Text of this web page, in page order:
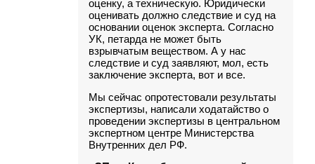
оценку, а техническую. Юридически
оценивать должно следствие и суд на
основании оценок эксперта. Согласно
УК, петарда не может быть
взрывчатым веществом. А у нас
следствие и суд заявляют, мол, есть
заключение эксперта, вот и все.
Мы сейчас опротестовали результаты
экспертизы, написали ходатайство о
проведении экспертизы в центральном
экспертном центре Министерства
Внутренних дел РФ.